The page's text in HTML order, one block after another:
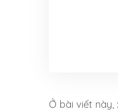
Ở bài viết này,